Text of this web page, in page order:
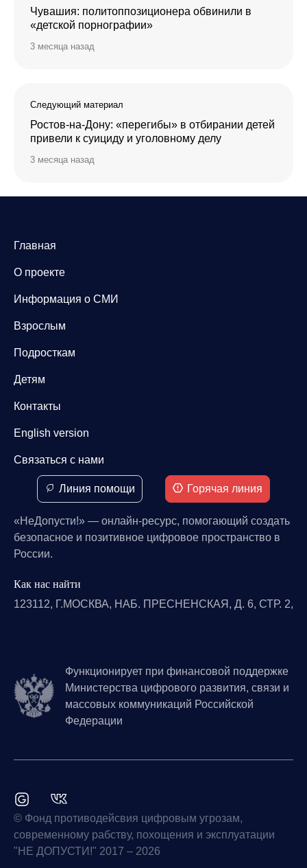
Чувашия: политоппозиционера обвинили в
«детской порнографии»
3 месяца назад
Следующий материал
Ростов-на-Дону: «перегибы» в отбирании детей
привели к суициду и уголовному делу
3 месяца назад
Главная
О проекте
Информация о СМИ
Взрослым
Подросткам
Детям
Контакты
English version
Связаться с нами
Линия помощи Горячая линия
«НеДопусти!» — онлайн-ресурс, помогающий создать
безопасное и позитивное цифровое пространство в
России.
Как нас найти
123112, Г.МОСКВА, НАБ. ПРЕСНЕНСКАЯ, Д. 6, СТР. 2,
Функционирует при финансовой поддержке
Министерства цифрового развития, связи и
массовых коммуникаций Российской
Федерации
© Фонд противодейсвия цифровым угрозам,
современному рабству, похощения и эксплуатации
"НЕ ДОПУСТИ!" 2017 – 2026